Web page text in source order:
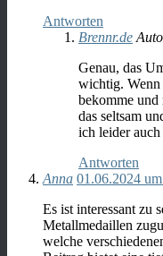
Antworten
Brennr.de
Genau, das
wichtig.
bekomme und
das seltsam
ich leider auch
Antworten
Anna 01.06.2024
Es ist interessant zu
Metallmedaillen
welche